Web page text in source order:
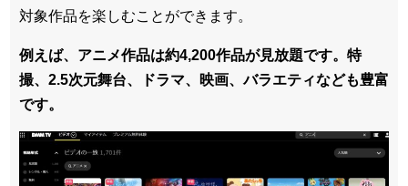
対象作品を楽しむことができます。
例えば、アニメ作品は約4,200作品が見放題です。特
撮、2.5次元舞台、ドラマ、映画、バラエティなども豊富
です。